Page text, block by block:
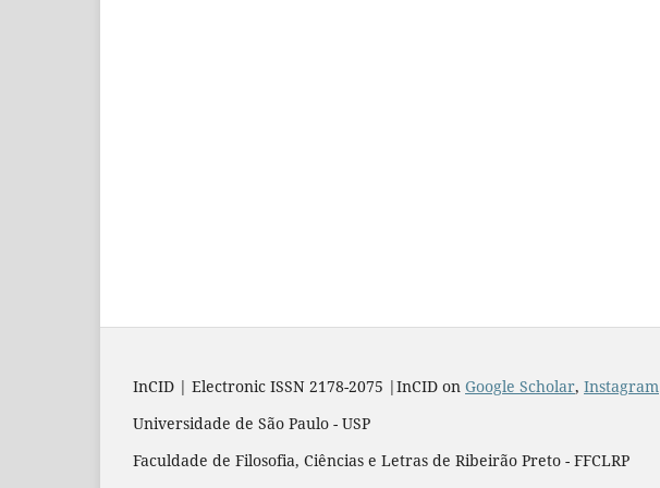
InCID | Electronic ISSN 2178-2075 |InCID on Google Scholar, Instagram
Universidade de São Paulo - USP
Faculdade de Filosofia, Ciências e Letras de Ribeirão Preto - FFCLRP